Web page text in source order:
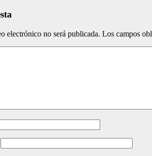
electrónico no será publicada. Los campos